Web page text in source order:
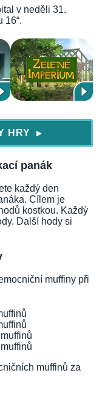
v neděli 31.
16“.
HRY ▶
panák
každý den
Cílem je
kostkou. Každý
Další hody si
muffiny při
muffinů za